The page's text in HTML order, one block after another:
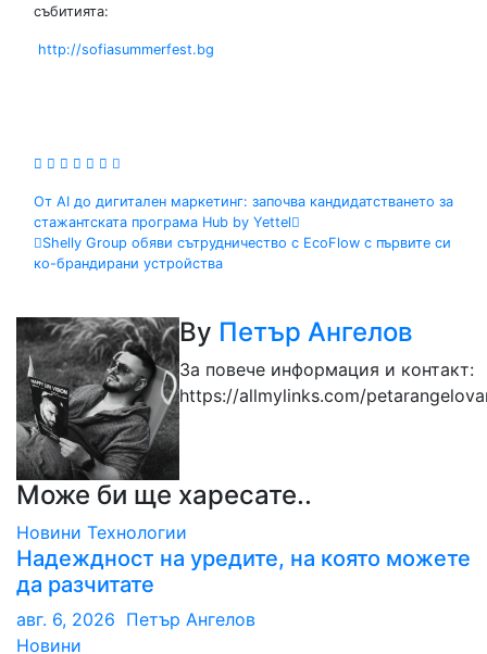
събитията:
http://sofiasummerfest.bg
Навигация
От AI до дигитален маркетинг: започва кандидатстването за
стажантската програма Hub by Yettel
Shelly Group обяви сътрудничество с EcoFlow с първите си
ко-брандирани устройства
By Петър Ангелов
За повече информация и контакт:
https://allmylinks.com/
Може би ще харесате..
Новини Технологии
Надеждност на уредите, на която можете
да разчитате
авг. 6, 2026 Петър Ангелов
Новини